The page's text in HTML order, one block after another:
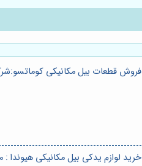
فروش قطعات بیل مکانیکی
خرید لوازم یدکی بیل مکانیکی